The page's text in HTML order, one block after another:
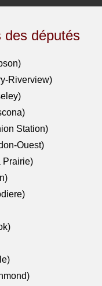
des députés
Riverview)
Station)
Ouest)
Prairie)